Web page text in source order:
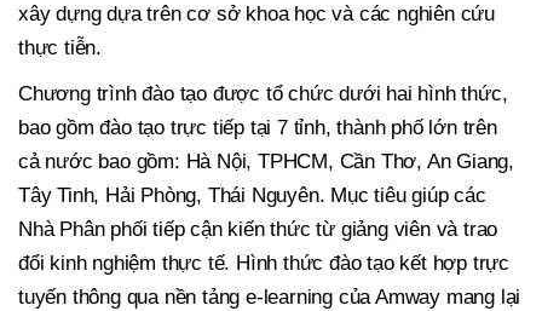
xây dựng dựa trên cơ sở khoa học và các nghiên cứu
thực tiễn.
Chương trình đào tạo được tổ chức dưới hai hình thức,
bao gồm đào tạo trực tiếp tại 7 tỉnh, thành phố lớn trên
cả nước bao gồm: Hà Nội, TPHCM, Cần Thơ, An Giang,
Tây Tinh, Hải Phòng, Thái Nguyên. Mục tiêu giúp các
Nhà Phân phối tiếp cận kiến thức từ giảng viên và trao
đổi kinh nghiệm thực tế. Hình thức đào tạo kết hợp trực
tuyến thông qua nền tảng e-learning của Amway mang lại